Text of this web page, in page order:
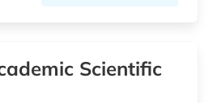
Scientific